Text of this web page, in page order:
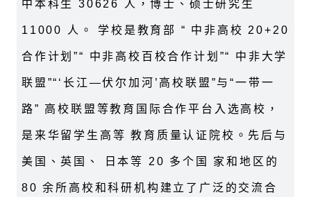
中本科生 30626 人，博士、硕士研究生
11000 人。 学校是教育部 “ 中非高校 20+20
合作计划”“ 中非高校百校合作计划”“ 中非大学
联盟”“‘长江—伏尔加河’高校联盟”与“一带一
路” 高校联盟等教育国际合作平台入选高校，
是来华留学生高等 教育质量认证院校。先后与
美国、英国、 日本等 20 多个国 家和地区的
80 余所高校和科研机构建立了广泛的交流合